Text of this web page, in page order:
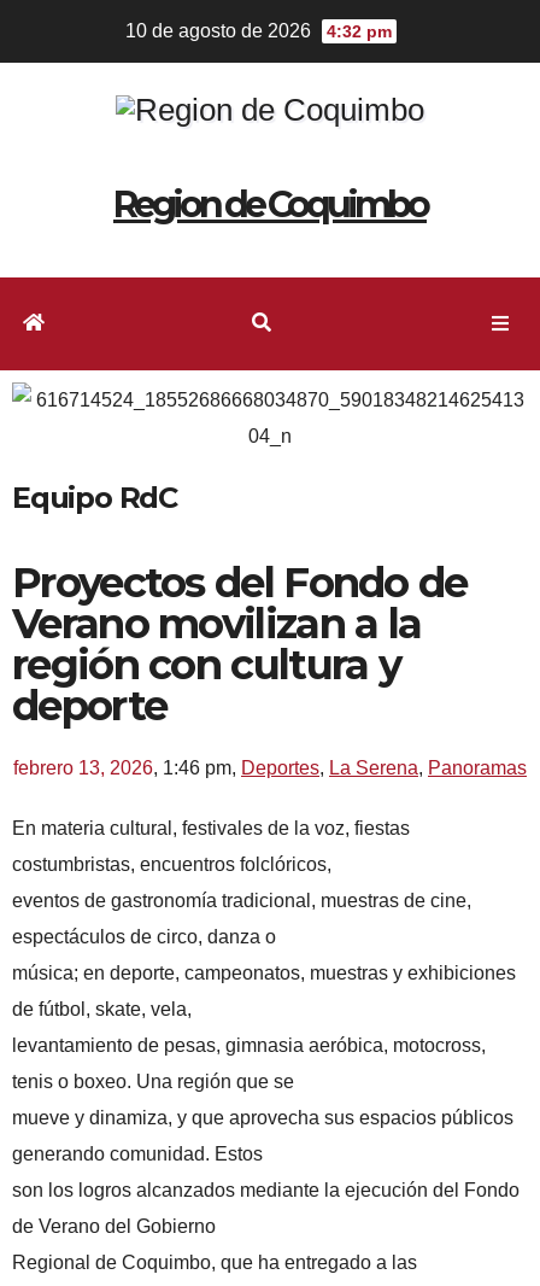
10 de agosto de 2026 4:32 pm
Region de Coquimbo
Equipo RdC
Proyectos del Fondo de
Verano movilizan a la
región con cultura y
deporte
febrero 13, 2026, 1:46 pm, Deportes, La Serena, Panoramas
En materia cultural, festivales de la voz, fiestas
costumbristas, encuentros folclóricos,
eventos de gastronomía tradicional, muestras de cine,
espectáculos de circo, danza o
música; en deporte, campeonatos, muestras y exhibiciones
de fútbol, skate, vela,
levantamiento de pesas, gimnasia aeróbica, motocross,
tenis o boxeo. Una región que se
mueve y dinamiza, y que aprovecha sus espacios públicos
generando comunidad. Estos
son los logros alcanzados mediante la ejecución del Fondo
de Verano del Gobierno
Regional de Coquimbo, que ha entregado a las